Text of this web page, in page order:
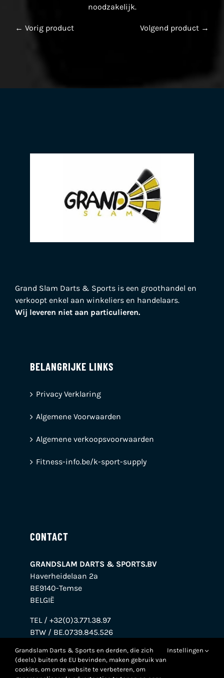
noodzakelijk.
← Vorig product Volgend product →
Grand Slam Darts & Sports is een groothandel en
verkoopt enkel aan winkeliers en handelaars.
Wij leveren niet aan particulieren.
BELANGRIJKE LINKS
Privacy Verklaring
Algemene Voorwaarden
Algemene verkoopsvoorwaarden
Fitness-info.be/k-sport-supply
CONTACT
GRANDSLAM DARTS & SPORTS.BV
Haverheidelaan 2a
BE9140-Temse
BELGIË
TEL / +32(0)3.771.38.97
BTW / BE.0739.845.526
Grandslam Darts & Sports en derden, die zich
(deels) buiten de EU bevinden, maken gebruik van
cookies, om onze website te verbeteren, om
Instellingen